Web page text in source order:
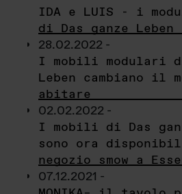
IDA e LUIS - i
di Das ganze Leben
28.02.2022 -
I mobili modulari
Leben cambiano il
abitare
02.02.2022 -
I mobili di Das
sono ora
negozio smow a
07.12.2021 -